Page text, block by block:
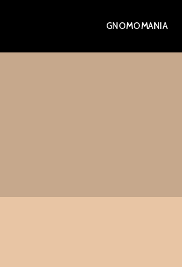
content
GNOMOMANIA